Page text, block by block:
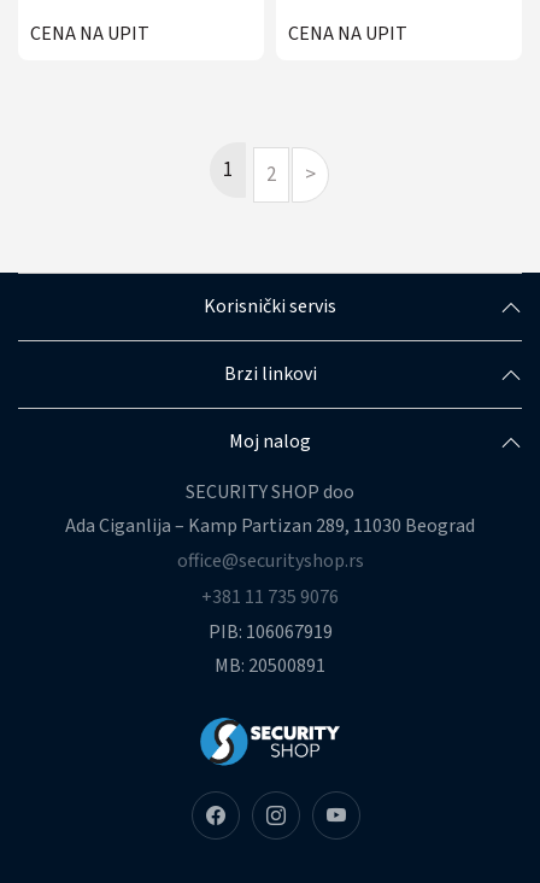
CENA NA UPIT CENA NA UPIT
1 2 >
Korisnički servis
Brzi linkovi
Moj nalog
SECURITY SHOP doo
Ada Ciganlija – Kamp Partizan 289, 11030 Beograd
office@securityshop.rs
+381 11 735 9076
PIB: 106067919
MB: 20500891